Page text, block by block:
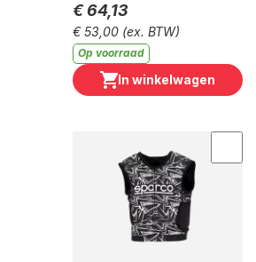
€ 64,13
€ 53,00 (ex. BTW)
Op voorraad
In winkelwagen